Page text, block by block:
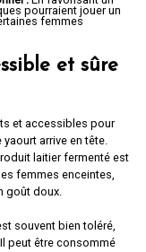
pourraient jouer un
femmes
et sûre
et accessibles pour
arrive en tête.
laitier fermenté est
femmes enceintes,
goût doux.
souvent bien toléré,
peut être consommé